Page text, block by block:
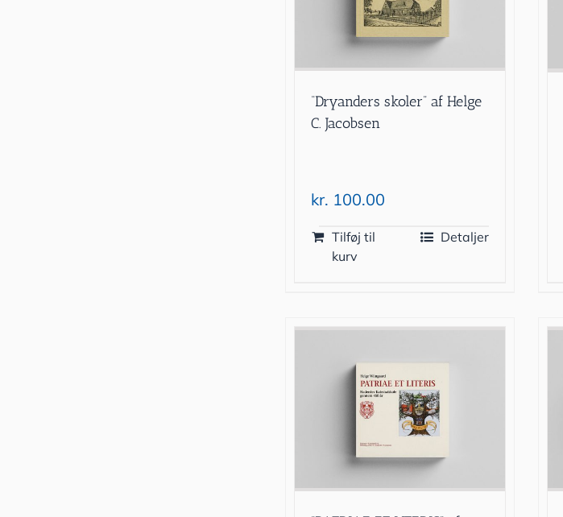
“Dryanders skoler” af Helge
C. Jacobsen
kr. 100.00
Tilføj til
kurv
Detaljer